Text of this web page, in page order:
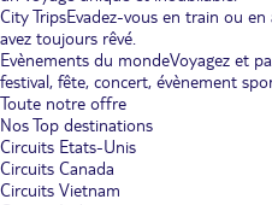
City TripsEvadez-vous en train ou
avez toujours rêvé.
Evènements du mondeVoyagez et
festival, fête, concert, évènement
Toute notre offre
Nos Top destinations
Circuits Etats-Unis
Circuits Canada
Circuits Vietnam